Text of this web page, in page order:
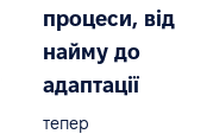
процеси, від
найму до
адаптації
тепер